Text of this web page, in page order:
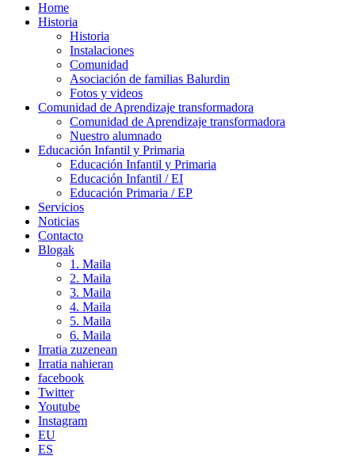
Home
Historia
Historia
Instalaciones
Comunidad
Asociación de familias Balurdin
Fotos y videos
Comunidad de Aprendizaje transformadora
Comunidad de Aprendizaje transformadora
Nuestro alumnado
Educación Infantil y Primaria
Educación Infantil y Primaria
Educación Infantil / EI
Educación Primaria / EP
Servicios
Noticias
Contacto
Blogak
1. Maila
2. Maila
3. Maila
4. Maila
5. Maila
6. Maila
Irratia zuzenean
Irratia nahieran
facebook
Twitter
Youtube
Instagram
EU
ES